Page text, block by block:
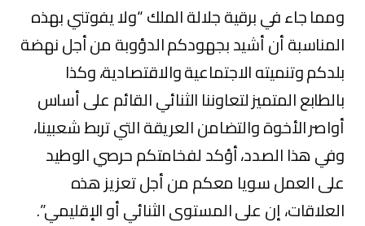
ومما جاء في برقية جلالة الملك “ولا يفوتني بهذه
المناسبة أن أشيد بجهودكم الدؤوبة من أجل نهضة
بلدكم وتنميته الاجتماعية والاقتصادية، وكذا
بالطابع المتميز لتعاوننا الثنائي القائم على أساس
أواصر الأخوة والتضامن العريقة التي تربط شعبينا،
وفي هذا الصدد، أؤكد لفخامتكم حرصي الوطيد
على العمل سويا معكم من أجل تعزيز هذه
العلاقات، إن على المستوى الثنائي أو الإقليمي”.